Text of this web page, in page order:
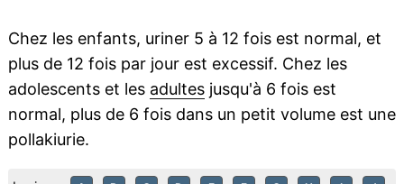
Chez les enfants, uriner 5 à 12 fois est normal, et
plus de 12 fois par jour est excessif. Chez les
adolescents et les adultesjusqu'à 6 fois est
normal, plus de 6 fois dans un petit volume est une
pollakiurie.